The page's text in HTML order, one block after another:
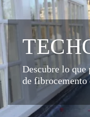
Descubre lo que
de fibrocemento